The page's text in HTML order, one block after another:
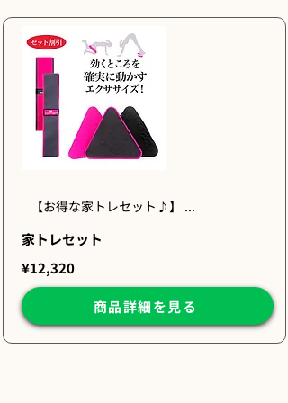
【お得な家トレセット♪】 ...
家トレセット
¥12,320
商品詳細を見る